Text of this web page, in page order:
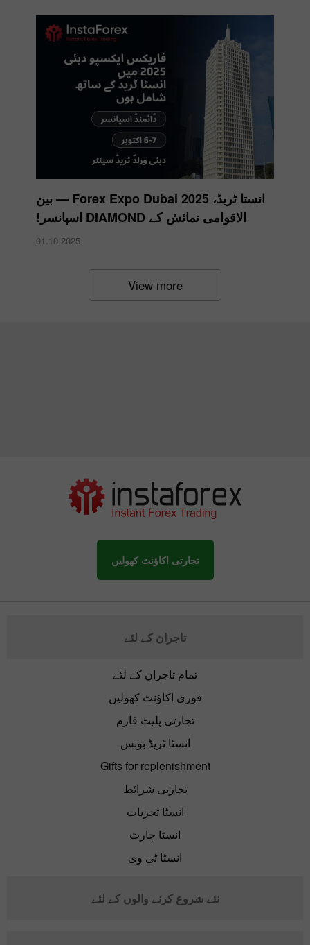
انستا ٹریڈ، Forex Expo Dubai 2025 — بین
الاقوامی نمائش کے DIAMOND اسپانسر!
01.10.2025
View more
تجارتی اکاؤنٹ کھولیں
تاجران کے لئے
تمام تاجران کے لئے
فوری اکاؤنٹ کھولیں
تجارتی پلیٹ فارم
انسٹا ٹریڈ بونس
Gifts for replenishment
تجارتی شرائط
انسٹا تجزیات
انسٹا چارٹ
انسٹا ٹی وی
نئے شروع کرنے والوں کے لئے